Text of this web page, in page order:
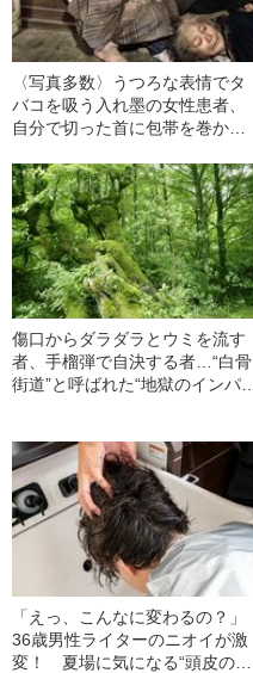
〈写真多数〉うつろな表情でタ
バコを吸う入れ墨の女性患者、
自分で切った首に包帯を巻かれ
ラー化した写真でよみがえる“沖
縄戦のリアル”
傷口からダラダラとウミを流す
者、手榴弾で自決する者…“白骨
街道”と呼ばれた“地獄のインパー
「えっ、こんなに変わるの？」
36歳男性ライターのニオイが激
変！ 夏場に気になる“頭皮のニ